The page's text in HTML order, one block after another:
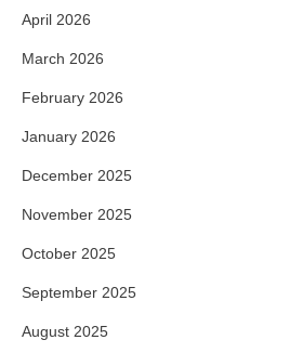
April 2026
March 2026
February 2026
January 2026
December 2025
November 2025
October 2025
September 2025
August 2025